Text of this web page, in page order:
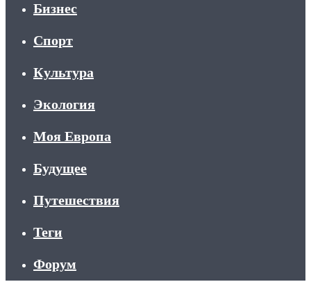
Бизнес
Спорт
Культура
Экология
Моя Европа
Будущее
Путешествия
Теги
Форум